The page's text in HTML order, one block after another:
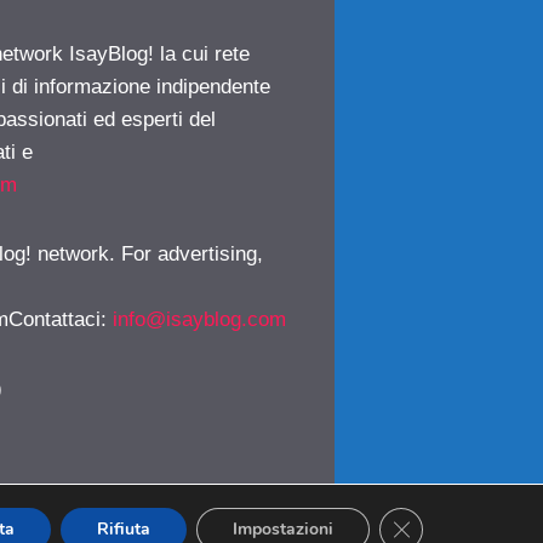
IsayBlog! la cui rete
informazione indipendente
ed esperti del
e
network. For advertising,
: info@isayblog.com
Rifiuta Impostazioni CLOSE GDPR